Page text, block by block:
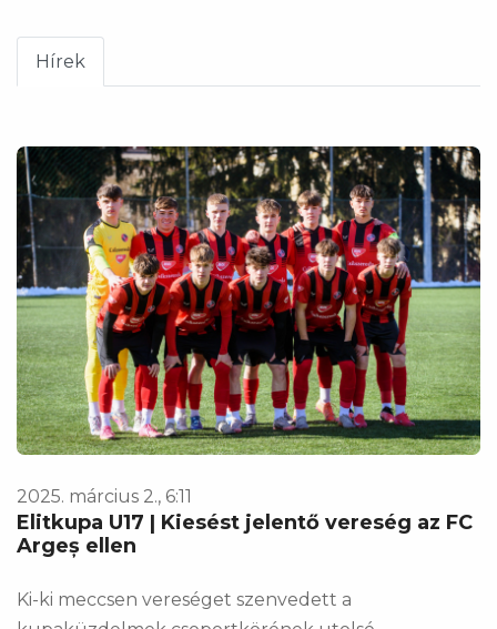
Hírek
2025. március 2., 6:11
Elitkupa U17 | Kiesést jelentő vereség az FC
Argeș ellen
Ki-ki meccsen vereséget szenvedett a